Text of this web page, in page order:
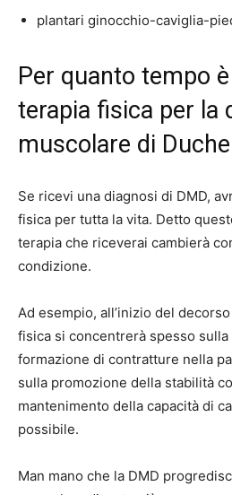
plantari ginocchio-caviglia-
Per quanto tempo
terapia fisica per la
muscolare di
Se ricevi una diagnosi di DMD,
fisica per tutta la vita. Detto
terapia che riceverai cambierà
condizione.
Ad esempio, all’inizio del
fisica si concentrerà spesso
formazione di contratture nella
sulla promozione della stabilità
mantenimento della capacità di
possibile.
Man mano che la DMD